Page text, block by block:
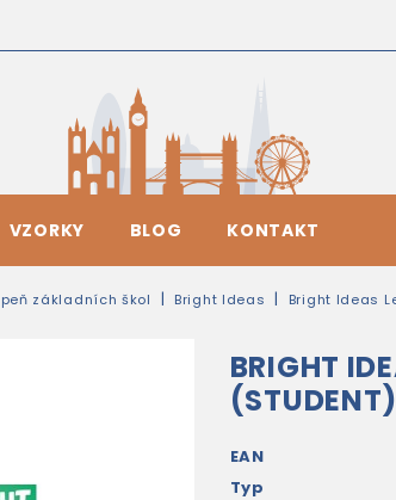
VZORKY BLOG KONTAKT
základních škol Bright Ideas Bright Ideas
BRIGHT
(STUDENT)
EAN
Typ